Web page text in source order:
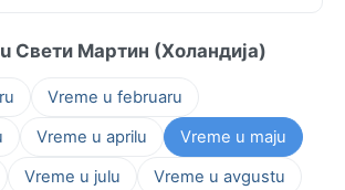
Свети Мартин (Холандија)
Vreme u februaru
Vreme u aprilu
Vreme u maju
Vreme u julu
Vreme u avgustu